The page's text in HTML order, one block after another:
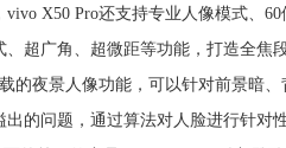
X50 Pro还支持专业人像模式、
、超广角、超微距等功能，打造全焦
的夜景人像功能，可以针对前景暗
出的问题，通过算法对人脸进行针对